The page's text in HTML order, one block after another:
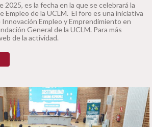
2025, es la fecha en la que se celebrará la
Empleo de la UCLM. El foro es una iniciativa
Empleo y Emprendimiento en
General de la UCLM. Para más
de la actividad.